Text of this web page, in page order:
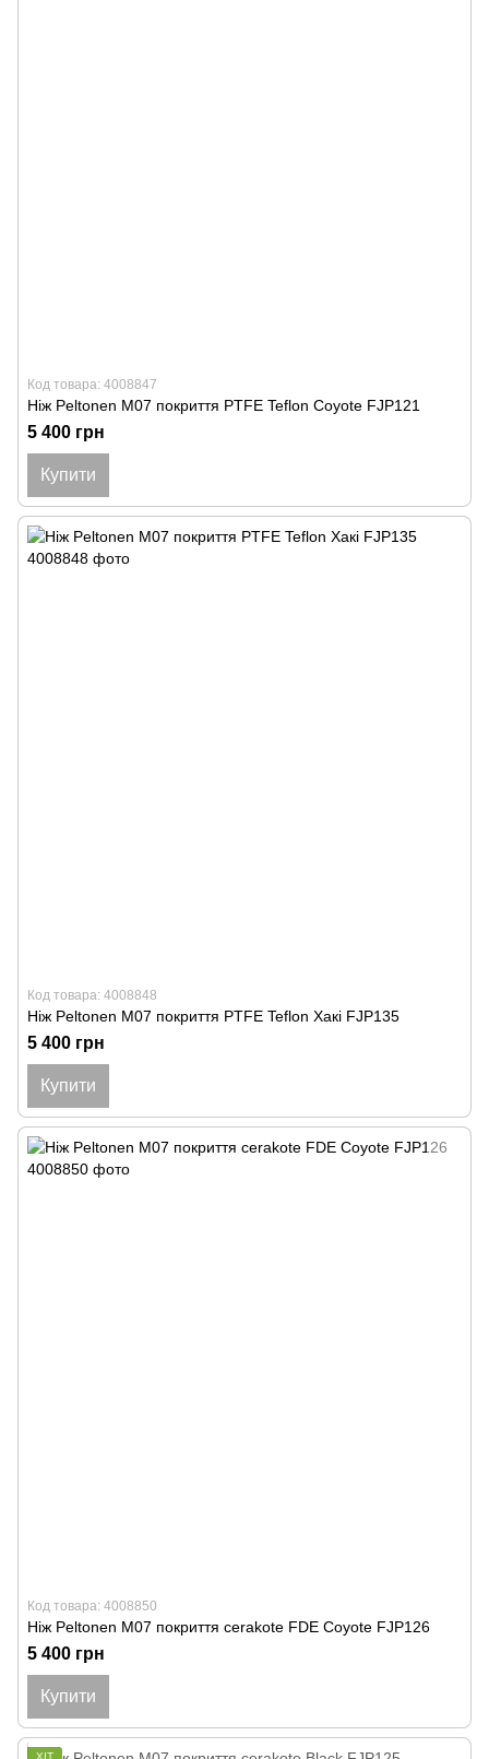
Код товара: 4008847
Ніж Peltonen M07 покриття PTFE Teflon Coyote FJP121
5 400 грн
Купити
Код товара: 4008848
Ніж Peltonen M07 покриття PTFE Teflon Хакі FJP135
5 400 грн
Купити
Код товара: 4008850
Ніж Peltonen M07 покриття cerakote FDE Coyote FJP126
5 400 грн
Купити
ХІТ